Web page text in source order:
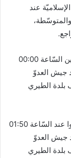
عند
والمتوسّطة،
وأضافت في البيان 8، أن المجاهدين استهدفوا بين السّاعة 00:00
جيش العدوّ
الطيري
وتابعت في البيان رقم 9، أن المجاهدين استهدفوا عند السّاعة 01:50
جيش العدوّ
الطيري